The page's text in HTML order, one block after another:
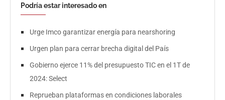
Podría estar interesado en
Urge Imco garantizar energía para nearshoring
Urgen plan para cerrar brecha digital del País
Gobierno ejerce 11% del presupuesto TIC en el 1T de
2024: Select
Reprueban plataformas en condiciones laborales